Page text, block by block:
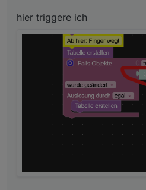
hier triggere ich